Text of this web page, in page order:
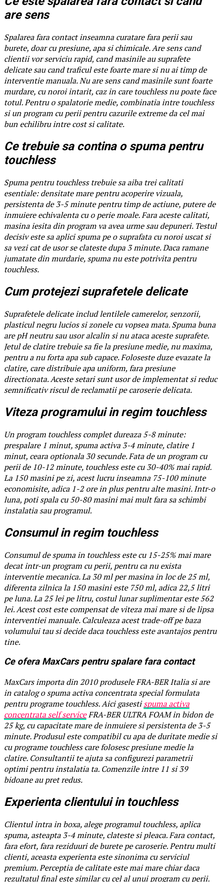
are sens
Spalarea fara contact inseamna curatare fara perii sau
burete, doar cu presiune, apa si chimicale. Are sens cand
clientii vor serviciu rapid, cand masinile au suprafete
delicate sau cand traficul este foarte mare si nu ai timp de
interventie manuala. Nu are sens cand masinile sunt foarte
murdare, cu noroi intarit, caz in care touchless nu poate face
totul. Pentru o spalatorie medie, combinatia intre touchless
si un program cu perii pentru cazurile extreme da cel mai
bun echilibru intre cost si calitate.
Ce trebuie sa contina o spuma pentru
touchless
Spuma pentru touchless trebuie sa aiba trei calitati
esentiale: densitate mare pentru acoperire vizuala,
persistenta de 3-5 minute pentru timp de actiune, putere de
inmuiere echivalenta cu o perie moale. Fara aceste calitati,
masina iesita din program va avea urme sau depuneri. Testul
decisiv este sa aplici spuma pe o suprafata cu noroi uscat si
sa vezi cat de usor se clateste dupa 3 minute. Daca ramane
jumatate din murdarie, spuma nu este potrivita pentru
touchless.
Cum protejezi suprafetele delicate
Suprafetele delicate includ lentilele camerelor, senzorii,
plasticul negru lucios si zonele cu vopsea mata. Spuma buna
are pH neutru sau usor alcalin si nu ataca aceste suprafete.
Jetul de clatire trebuie sa fie la presiune medie, nu maxima,
pentru a nu forta apa sub capace. Foloseste duze evazate la
clatire, care distribuie apa uniform, fara presiune
directionata. Aceste setari sunt usor de implementat si reduc
semnificativ riscul de reclamatii pe caroserie delicata.
Viteza programului in regim touchless
Un program touchless complet dureaza 5-8 minute:
prespalare 1 minut, spuma activa 3-4 minute, clatire 1
minut, ceara optionala 30 secunde. Fata de un program cu
perii de 10-12 minute, touchless este cu 30-40% mai rapid.
La 150 masini pe zi, acest lucru inseamna 75-100 minute
economisite, adica 1-2 ore in plus pentru alte masini. Intr-o
luna, poti spala cu 50-80 masini mai mult fara sa schimbi
instalatia sau programul.
Consumul in regim touchless
Consumul de spuma in touchless este cu 15-25% mai mare
decat intr-un program cu perii, pentru ca nu exista
interventie mecanica. La 30 ml per masina in loc de 25 ml,
diferenta zilnica la 150 masini este 750 ml, adica 22,5 litri
pe luna. La 25 lei pe litru, costul lunar suplimentar este 562
lei. Acest cost este compensat de viteza mai mare si de lipsa
interventiei manuale. Calculeaza acest trade-off pe baza
volumului tau si decide daca touchless este avantajos pentru
tine.
Ce ofera MaxCars pentru spalare fara contact
MaxCars importa din 2010 produsele FRA-BER Italia si are
in catalog o spuma activa concentrata special formulata
pentru programe touchless. Aici gasestispuma activa
concentrata self serviceFRA-BER ULTRA FOAM in bidon de
25 kg, cu capacitate mare de inmuiere si persistenta de 3-5
minute. Produsul este compatibil cu apa de duritate medie si
cu programe touchless care folosesc presiune medie la
clatire. Consultantii te ajuta sa configurezi parametrii
optimi pentru instalatia ta. Comenzile intre 11 si 39
bidoane au pret redus.
Experienta clientului in touchless
Clientul intra in boxa, alege programul touchless, aplica
spuma, asteapta 3-4 minute, clateste si pleaca. Fara contact,
fara efort, fara reziduuri de burete pe caroserie. Pentru multi
clienti, aceasta experienta este sinonima cu serviciul
premium. Perceptia de calitate este mai mare chiar daca
rezultatul final este similar cu cel al unui program cu perii.